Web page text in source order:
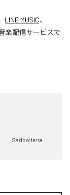
LINE MUSIC、
楽配信サービスで
Sadboiterra